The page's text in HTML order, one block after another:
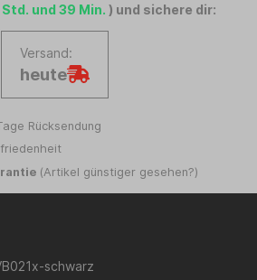
und 39 Min. ) und sichere dir:
Versand:
heute
Rücksendung
(Artikel günstiger gesehen?)
schwarz